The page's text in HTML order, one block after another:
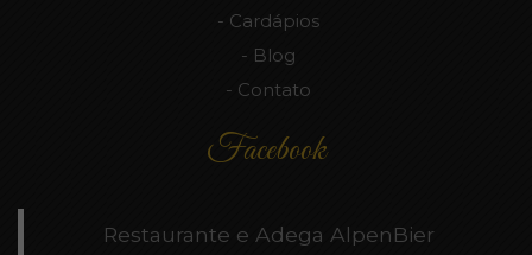
Cardápios
Blog
Contato
Facebook
Restaurante e Adega AlpenBier